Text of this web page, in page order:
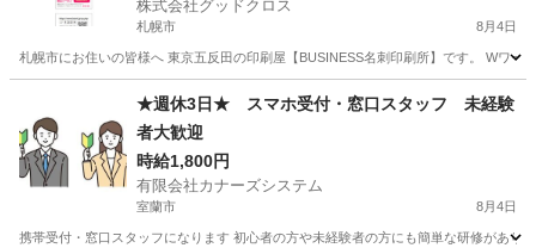
株式会社グッドクロス
札幌市 8月4日
札幌市にお住いの皆様へ 東京五反田の印刷屋【BUSINESS名刺印刷所】です。 Wワ
営業 スタッフ
★週休3日★ スマホ受付・窓口スタッフ 未経験
者大歓迎
時給1,800円
有限会社カナーズシステム
室蘭市 8月4日
携帯受付・窓口スタッフになります 初心者の方や未経験者の方にも簡単な研修があ